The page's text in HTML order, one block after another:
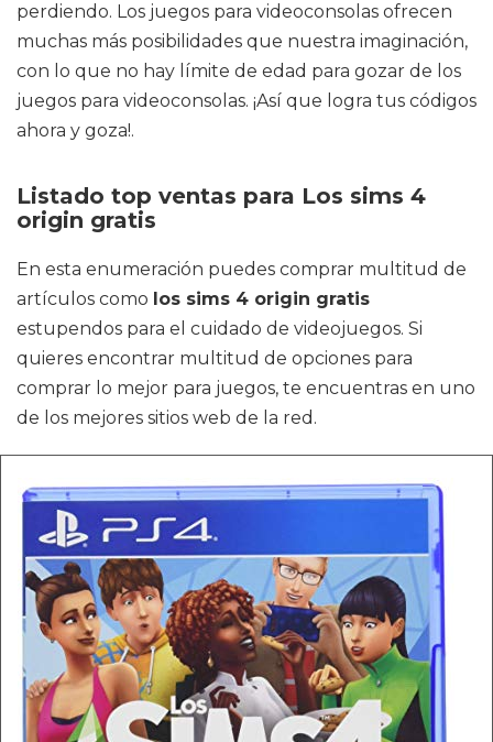
perdiendo. Los juegos para videoconsolas ofrecen
muchas más posibilidades que nuestra imaginación,
con lo que no hay límite de edad para gozar de los
juegos para videoconsolas. ¡Así que logra tus códigos
ahora y goza!.
Listado top ventas para Los sims 4
origin gratis
En esta enumeración puedes comprar multitud de
artículos como los sims 4 origin gratis
estupendos para el cuidado de videojuegos. Si
quieres encontrar multitud de opciones para
comprar lo mejor para juegos, te encuentras en uno
de los mejores sitios web de la red.